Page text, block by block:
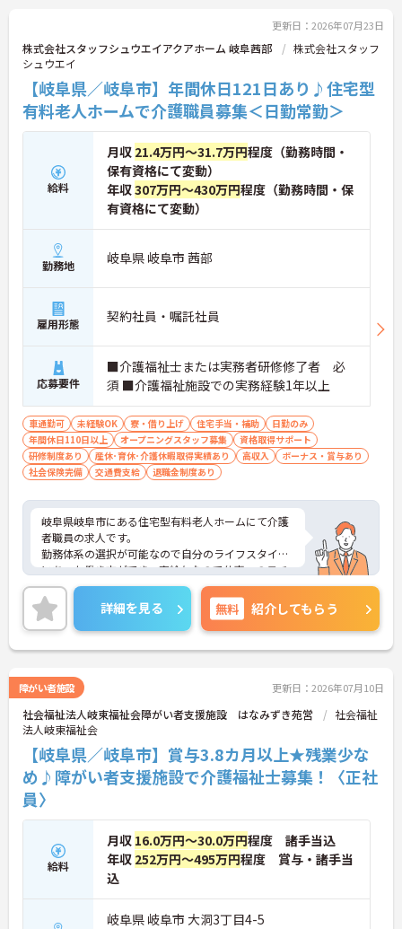
更新日：2026年07月23日
株式会社スタッフシュウエイアクアホーム 岐阜茜部
株式会社スタッフ
シュウエイ
【岐阜県／岐阜市】年間休日121日あり♪住宅型
有料老人ホームで介護職員募集＜日勤常勤＞
給料
月収 21.4万円～31.7万円程度（勤務時間・
保有資格にて変動）
年収307万円～430万円程度（勤務時間・保
有資格にて変動）
勤務地 岐阜県 岐阜市 茜部
雇用形態 契約社員・嘱託社員
応募要件
■介護福祉士または実務者研修修了者 必
須 ■介護福祉施設での実務経験1年以上
車通勤可 未経験OK 寮・借り上げ 住宅手当・補助
日勤のみ
年間休日110日以上
オープニングスタッフ募集
資格取得サポート
研修制度あり
産休･育休･介護休暇取得実績あり 高収入
ボーナス・賞与あり
社会保険完備
交通費支給 退職金制度あり
岐阜県岐阜市にある住宅型有料老人ホームにて介護
者職員の求人です。
勤務体系の選択が可能なので自分のライフスタイル
にあった働き方ができ、高給与なので仕事へのモチ
ベーションにつながります。今後も施設を複数展開
予定なので、管理職のポストに就くチャンスも豊富
です。
また、福利厚生が整っており、長期的に勤務可能な
環境が整っております。ご興味をお持ちの方は、お
詳細を見る 無料 紹介してもらう
障がい者施設 更新日：2026年07月10日
社会福祉法人岐東福祉会障がい者支援施設 はなみずき苑営
社会福祉
法人岐東福祉会
【岐阜県／岐阜市】賞与3.8カ月以上★残業少な
め♪障がい者支援施設で介護福祉士募集！〈正社
員〉
給料
月収 16.0万円～30.0万円程度 諸手当込
年収 252万円～495万円程度 賞与・諸手当
込
岐阜県 岐阜市 大洞3丁目4-5